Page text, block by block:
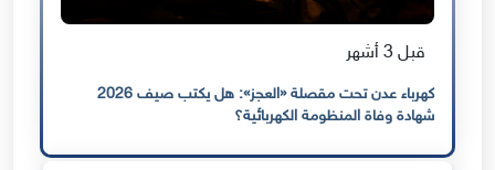
قبل 3 أشهر
كهرباء عدن تحت مقصلة «العجز»: هل يكتب صيف 2026
شهادة وفاة المنظومة الكهربائية؟